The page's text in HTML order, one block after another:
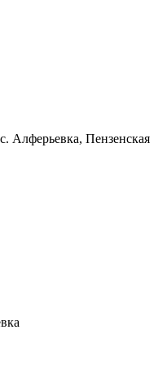
Алферьевка, Пензенская